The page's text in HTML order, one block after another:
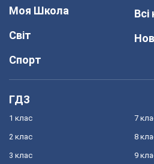
Моя Школа
Світ
Спорт
Всі
ГДЗ
1 клас
2 клас
3 клас
7
8
9